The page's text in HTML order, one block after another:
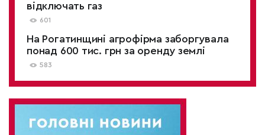
відключать газ
601
На Рогатинщині агрофірма заборгувала
понад 600 тис. грн за оренду землі
583